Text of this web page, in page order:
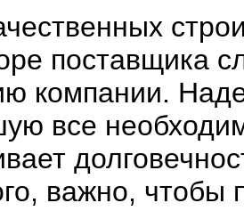
поставщика
компании.
все
важно, чтобы